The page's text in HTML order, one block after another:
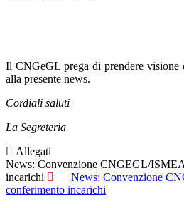
Il CNGeGL prega di prendere visione
alla presente news.
Cordiali saluti
La Segreteria
Allegati
News: Convenzione CNGEGL/
incarichi
News: Convenzione
conferimento incarichi